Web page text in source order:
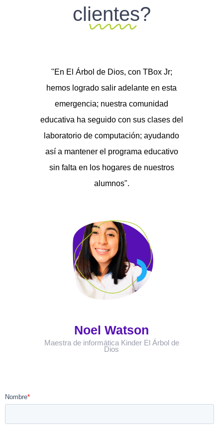
clientes?
"En El Árbol de Dios, con TBox Jr;
hemos logrado salir adelante en esta
emergencia; nuestra comunidad
educativa ha seguido con sus clases del
laboratorio de computación; ayudando
así a mantener el programa educativo
sin falta en los hogares de nuestros
alumnos".
Noel Watson
Maestra de informática Kinder El Árbol de
Dios